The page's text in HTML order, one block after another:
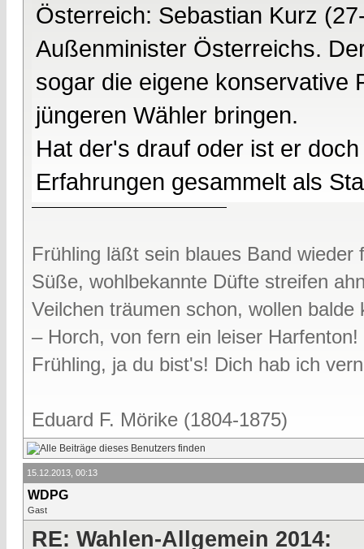
Österreich: Sebastian Kurz
Außenminister Österreichs.
sogar die eigene konservative
jüngeren Wähler bringen.
Hat der's drauf oder ist er
Erfahrungen gesammelt als
Frühling läßt sein blaues Band wieder
Süße, wohlbekannte Düfte streifen
Veilchen träumen schon, wollen balde
– Horch, von fern ein leiser Harfenton!
Frühling, ja du bist's! Dich hab ich
Eduard F. Mörike (1804-1875)
15.12.2013, 00:13
WDPG
Gast
RE: Wahlen-Allgemein 2014: